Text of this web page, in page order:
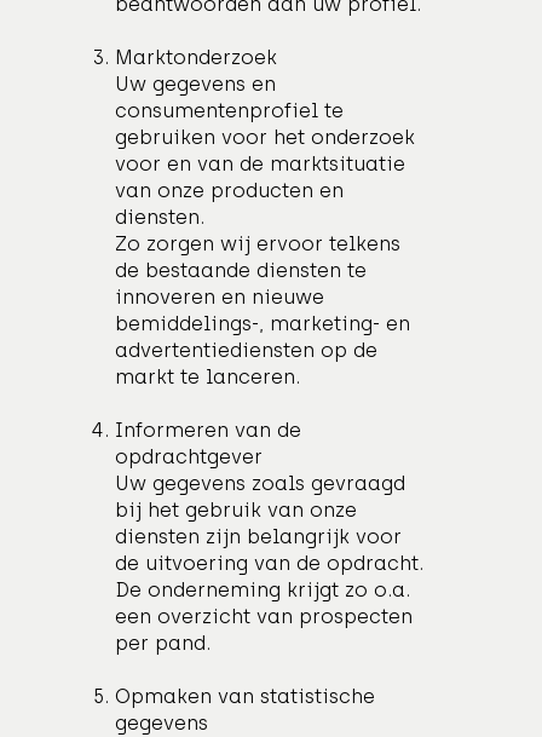
Marktonderzoek
Uw gegevens en
consumentenprofiel te
gebruiken voor het onderzoek
voor en van de marktsituatie
van onze producten en
diensten.
Zo zorgen wij ervoor telkens
de bestaande diensten te
innoveren en nieuwe
bemiddelings-, marketing- en
advertentiediensten op de
markt te lanceren.
Informeren van de
opdrachtgever
Uw gegevens zoals gevraagd
bij het gebruik van onze
diensten zijn belangrijk voor
de uitvoering van de opdracht.
De onderneming krijgt zo o.a.
een overzicht van prospecten
per pand.
Opmaken van statistische
gegevens